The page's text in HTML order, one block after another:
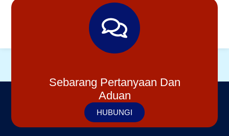
Sebarang Pertanyaan Dan
Aduan
HUBUNGI